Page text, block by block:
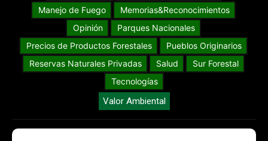
Manejo de Fuego
Memorias&Reconocimientos
Opinión
Parques Nacionales
Precios de Productos Forestales
Pueblos Originarios
Reservas Naturales Privadas
Salud
Sur Forestal
Tecnologías
Valor Ambiental